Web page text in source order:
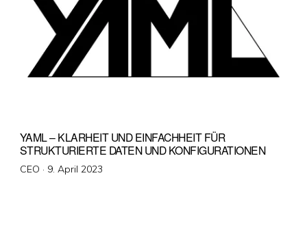
YAML – KLARHEIT UND EINFACHHEIT FÜR
STRUKTURIERTE DATEN UND KONFIGURATIONEN
CEO · Veröffentlicht
9. April 2023